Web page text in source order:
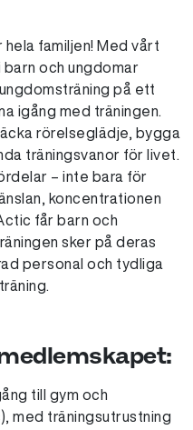
familjen! Med vårt
och ungdomar
på ett
igång med träningen.
rörelseglädje, bygga
träningsvanor för livet.
– inte bara för
koncentrationen
får barn och
sker på deras
personal och tydliga
till gym och
med träningsutrustning